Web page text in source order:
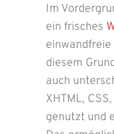
Im
ein frisches
diesem
auch
XHTML,
genutzt und